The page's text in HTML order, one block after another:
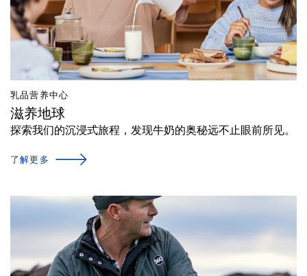
乳品营养中心
滋养地球
探索我们的沉浸式旅程，发现牛奶的奥秘远不止眼前所见。
了解更多